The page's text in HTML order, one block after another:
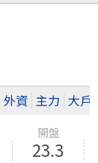
外資 主力 大戶
開盤
23.3